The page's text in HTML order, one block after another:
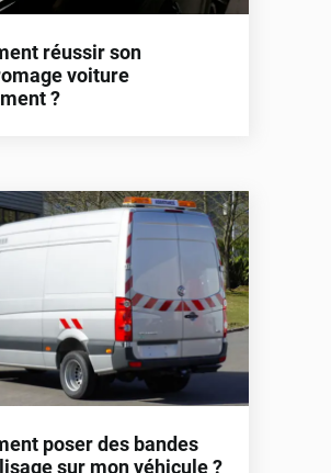
réussir son
voiture
?
poser des bandes
sur mon véhicule ?